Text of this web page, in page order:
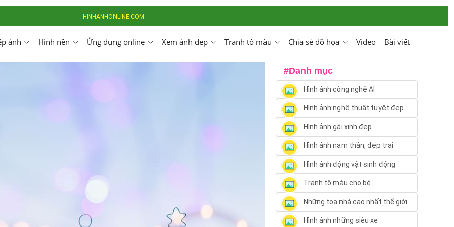
HINHANHONLINE.COM
ảnh Hình nền Ứng dụng online Xem ảnh đep Tranh tô màu Chia sẻ đồ họa Video Bài viết
#Danh mục
Hình ảnh công nghệ AI
Hình ảnh nghệ thuật tuyệt đẹp
Hình ảnh gái xinh đẹp
Hình ảnh nam thần, đẹp trai
Hình ảnh động vật sinh động
Tranh tô màu cho bé
Những toa nhà cao nhất thế giới
Hình ảnh những siêu xe